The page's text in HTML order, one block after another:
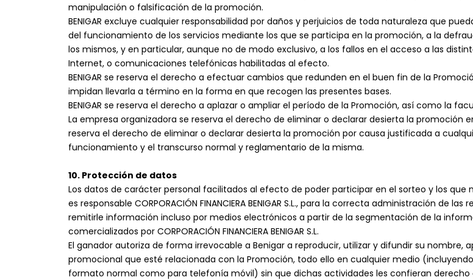
manipulación o falsificación de la promoción.
BENIGAR excluye cualquier responsabilidad por daños y perjuicios de toda naturaleza que
del funcionamiento de los servicios mediante los que se participa en la promoción, a la
los mismos, y en particular, aunque no de modo exclusivo, a los fallos en el acceso a las
Internet, o comunicaciones telefónicas habilitadas al efecto.
BENIGAR se reserva el derecho a efectuar cambios que redunden en el buen fin de la
impidan llevarla a término en la forma en que recogen las presentes bases.
BENIGAR se reserva el derecho a aplazar o ampliar el período de la Promoción, así como la
La empresa organizadora se reserva el derecho de eliminar o declarar desierta la promoción
reserva el derecho de eliminar o declarar desierta la promoción por causa justificada a
funcionamiento y el transcurso normal y reglamentario de la misma.
10. Protección de datos
Los datos de carácter personal facilitados al efecto de poder participar en el sorteo y los
es responsable CORPORACIÓN FINANCIERA BENIGAR S.L., para la correcta administración de
remitirle información incluso por medios electrónicos a partir de la segmentación de la
comercializados por CORPORACIÓN FINANCIERA BENIGAR S.L.
El ganador autoriza de forma irrevocable a Benigar a reproducir, utilizar y difundir su
promocional que esté relacionada con la Promoción, todo ello en cualquier medio
formato normal como para telefonía móvil) sin que dichas actividades les confieran